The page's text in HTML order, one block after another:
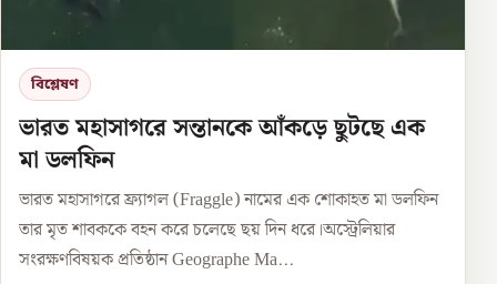
বিশ্লেষণ
ভারত মহাসাগরে সন্তানকে আঁকড়ে ছুটছে এক
মা ডলফিন
ভারত মহাসাগরে ফ্র্যাগল (Fraggle) নামের এক শোকাহত মা ডলফিন
তার মৃত শাবককে বহন করে চলেছে ছয় দিন ধরে।অস্ট্রেলিয়ার
সংরক্ষণবিষয়ক প্রতিষ্ঠান Geographe Ma...